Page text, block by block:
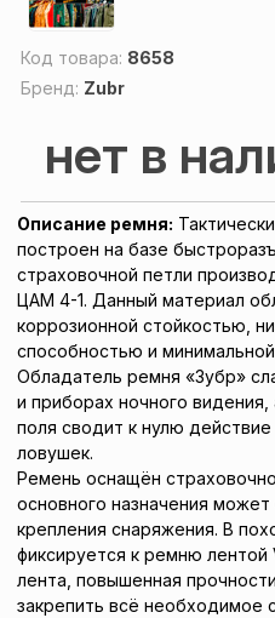
Код товара: 8658
Бренд: Zubr
нет в
Описание ремня:
построен на базе
страховочной петли
ЦАМ 4-1. Данный материал
коррозионной стойкостью,
способностью и
Обладатель ремня «Зубр»
и приборах ночного видения,
поля сводит к нулю
ловушек.
Ремень оснащён
основного назначения
крепления снаряжения. В
фиксируется к ремню лентой
лента, повышенная
закрепить всё необходимое